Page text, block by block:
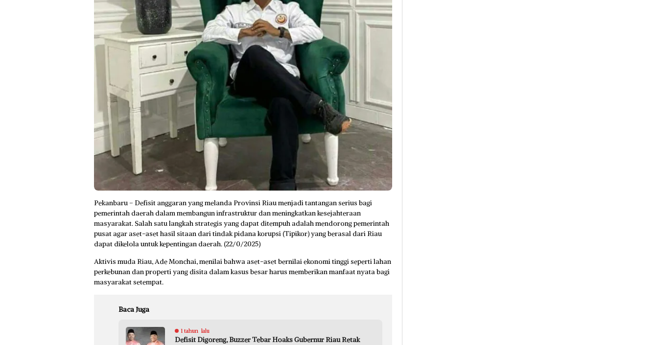
Pekanbaru – Defisit anggaran yang melanda Provinsi Riau menjadi tantangan serius bagi
pemerintah daerah dalam membangun infrastruktur dan meningkatkan kesejahteraan
masyarakat. Salah satu langkah strategis yang dapat ditempuh adalah mendorong pemerintah
pusat agar aset-aset hasil sitaan dari tindak pidana korupsi (Tipikor) yang berasal dari Riau
dapat dikelola untuk kepentingan daerah. (22/0/2025)
Aktivis muda Riau, Ade Monchai, menilai bahwa aset-aset bernilai ekonomi tinggi seperti lahan
perkebunan dan properti yang disita dalam kasus besar harus memberikan manfaat nyata bagi
masyarakat setempat.
Baca Juga
1 tahun lalu
Defisit Digoreng, Buzzer Tebar Hoaks Gubernur Riau Retak